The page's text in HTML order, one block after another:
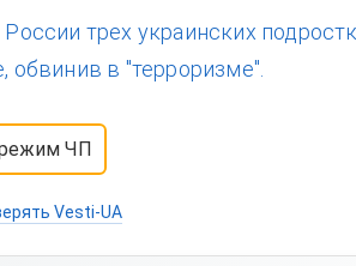
России трех украинских
обвинив в "терроризме".
ЧП
Vesti-UA